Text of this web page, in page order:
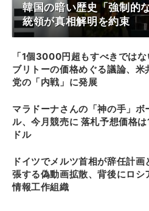
韓国の暗い歴史「強制的
統領が真相解明を約束
「1個3000円超もすべきではな
ブリトーの価格めぐる議論、米
党の「内戦」に発展
マラドーナさんの「神の手」ボ
ル、今月競売に 落札予想価格は
ドル
ドイツでメルツ首相が辞任計画
張する偽動画拡散、背後にロシ
情報工作組織